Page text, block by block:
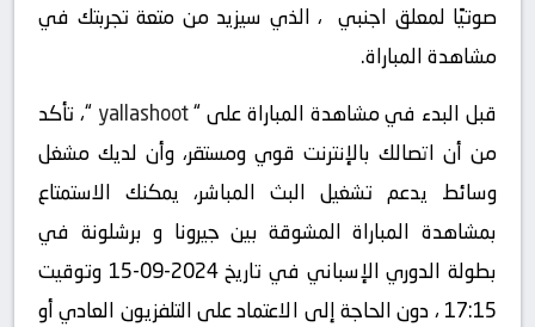
صوتيًا لمعلق اجنبي ، الذي سيزيد من متعة تجربتك في
مشاهدة المباراة.
قبل البدء في مشاهدة المباراة على “yallashoot
“، تأكد
من أن اتصالك بالإنترنت قوي ومستقر، وأن لديك مشغل
وسائط يدعم تشغيل البث المباشر، يمكنك الاستمتاع
بمشاهدة المباراة المشوقة بين جيرونا و برشلونة في
بطولة الدوري الإسباني في تاريخ 2024-09-15 وتوقيت
17:15 ، دون الحاجة إلى الاعتماد على التلفزيون العادي أو